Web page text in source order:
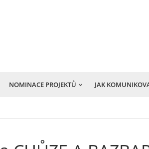
NOMINACE PROJEKTŮ JAK